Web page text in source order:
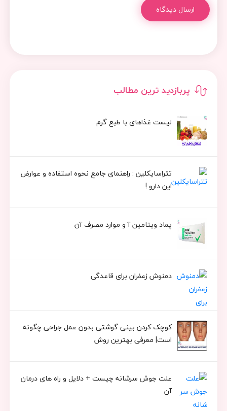
پربازدید ترین مطالب
لیست غذاهای با طبع گرم
تتراسایکلین : راهنمای جامع نحوه استفاده و عوارض
این دارو !
پماد ویتامین آ و موارد مصرف آن
دمنوش زعفران برای قاعدگی
کوچک کردن بینی گوشتی بدون عمل جراحی چگونه
است| معرفی بهترین روش
علت جوش سرشانه چیست + دلایل و راه های درمان
آن
ارسال دیدگاه